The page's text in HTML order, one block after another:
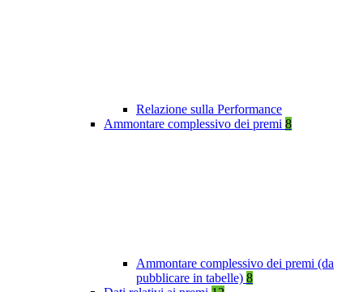
Relazione sulla Performance
Ammontare complessivo dei premi 8
Ammontare complessivo dei premi (da
pubblicare in tabelle) 8